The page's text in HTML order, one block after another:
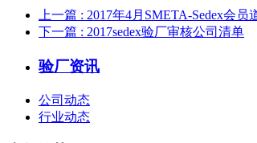
上一篇 : 2017年4月SMETA-Sedex会
下一篇 : 2017sedex验厂审核公司清单
验厂资讯
公司动态
行业动态